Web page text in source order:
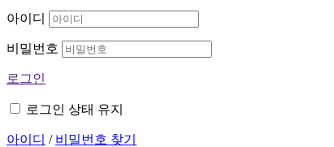
아이디
비밀번호
로그인
로그인 상태 유지
아이디 / 비밀번호 찾기